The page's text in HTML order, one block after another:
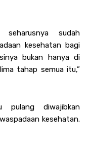
sudah
kesehatan bagi
bukan hanya di
tahap semua itu,”
diwajibkan
kesehatan.